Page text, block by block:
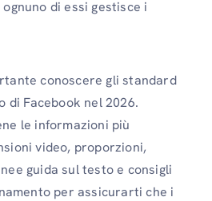
di essi gestisce i
conoscere gli standard
di Facebook nel 2026.
le informazioni più
video, proporzioni,
guida sul testo e consigli
per assicurarti che i